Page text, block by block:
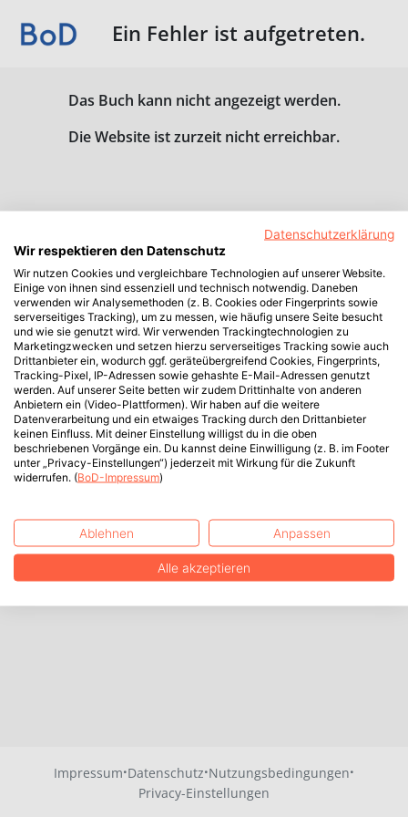
Ein Fehler ist aufgetreten.
Das Buch kann nicht angezeigt werden.
Die Website ist zurzeit nicht erreichbar.
Impressum·Datenschutz·Nutzungsbedingungen·
Privacy-Einstellungen
Datenschutzerklärung
Wir respektieren den Datenschutz
Wir nutzen Cookies und vergleichbare Technologien auf unserer Website.
Einige von ihnen sind essenziell und technisch notwendig. Daneben
verwenden wir Analysemethoden (z. B. Cookies oder Fingerprints sowie
serverseitiges Tracking), um zu messen, wie häufig unsere Seite besucht
und wie sie genutzt wird. Wir verwenden Trackingtechnologien zu
Marketingzwecken und setzen hierzu serverseitiges Tracking sowie auch
Drittanbieter ein, wodurch ggf. geräteübergreifend Cookies, Fingerprints,
Tracking-Pixel, IP-Adressen sowie gehashte E-Mail-Adressen genutzt
werden. Auf unserer Seite betten wir zudem Drittinhalte von anderen
Anbietern ein (Video-Plattformen). Wir haben auf die weitere
Datenverarbeitung und ein etwaiges Tracking durch den Drittanbieter
keinen Einfluss. Mit deiner Einstellung willigst du in die oben
beschriebenen Vorgänge ein. Du kannst deine Einwilligung (z. B. im Footer
unter „Privacy-Einstellungen“) jederzeit mit Wirkung für die Zukunft
widerrufen. (BoD-Impressum)
Ablehnen Anpassen
Alle akzeptieren